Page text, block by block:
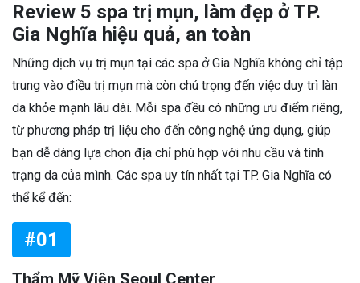
Review 5 spa trị mụn, làm đẹp ở TP.
Gia Nghĩa hiệu quả, an toàn
Những dịch vụ trị mụn tại các spa ở Gia Nghĩa không chỉ tập
trung vào điều trị mụn mà còn chú trọng đến việc duy trì làn
da khỏe mạnh lâu dài. Mỗi spa đều có những ưu điểm riêng,
từ phương pháp trị liệu cho đến công nghệ ứng dụng, giúp
bạn dễ dàng lựa chọn địa chỉ phù hợp với nhu cầu và tình
trạng da của mình. Các spa uy tín nhất tại TP. Gia Nghĩa có
thể kể đến:
#01
Thẩm Mỹ Viện Seoul Center